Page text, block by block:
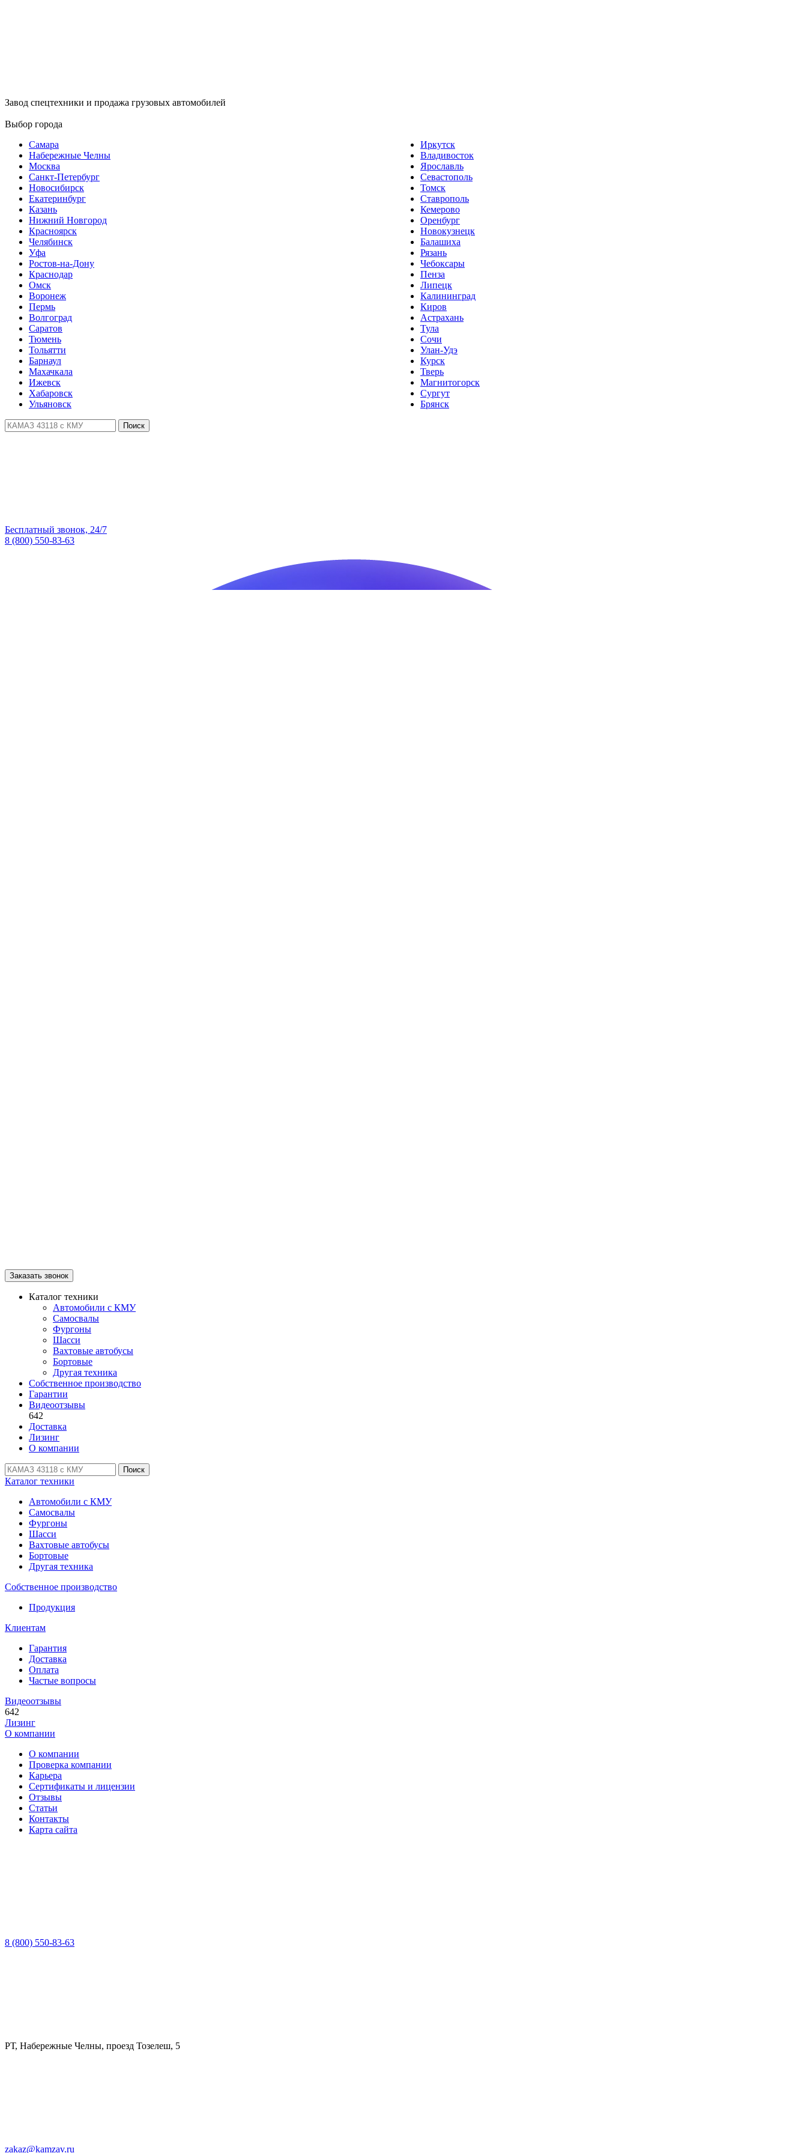
Завод спецтехники и продажа грузовых автомобилей
Выбор города
Самара
Набережные Челны
Москва
Санкт-Петербург
Новосибирск
Екатеринбург
Казань
Нижний Новгород
Красноярск
Челябинск
Уфа
Ростов-на-Дону
Краснодар
Омск
Воронеж
Пермь
Волгоград
Саратов
Тюмень
Тольятти
Барнаул
Махачкала
Ижевск
Хабаровск
Ульяновск
Иркутск
Владивосток
Ярославль
Севастополь
Томск
Ставрополь
Кемерово
Оренбург
Новокузнецк
Балашиха
Рязань
Чебоксары
Пенза
Липецк
Калининград
Киров
Астрахань
Тула
Сочи
Улан-Удэ
Курск
Тверь
Магнитогорск
Сургут
Брянск
Поиск
Бесплатный звонок, 24/7
8 (800) 550-83-63
Заказать звонок
Каталог техники
Автомобили с КМУ
Самосвалы
Фургоны
Шасси
Вахтовые автобусы
Бортовые
Другая техника
Собственное производство
Гарантии
Видеоотзывы
642
Доставка
Лизинг
О компании
Поиск
Каталог техники
Автомобили с КМУ
Самосвалы
Фургоны
Шасси
Вахтовые автобусы
Бортовые
Другая техника
Собственное производство
Продукция
Клиентам
Гарантия
Доставка
Оплата
Частые вопросы
Видеоотзывы
642
Лизинг
О компании
О компании
Проверка компании
Карьера
Сертификаты и лицензии
Отзывы
Статьи
Контакты
Карта сайта
8 (800) 550-83-63
РТ, Набережные Челны, проезд Тозелеш, 5
zakaz@kamzav.ru